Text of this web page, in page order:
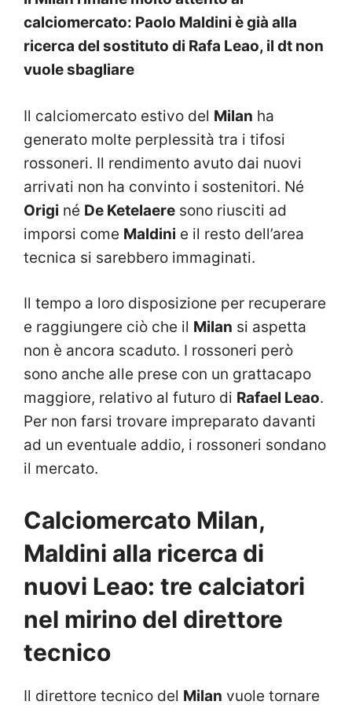
calciomercato: Paolo Maldini è già alla
ricerca del sostituto di Rafa Leao, il dt non
vuole sbagliare
Il calciomercato estivo del Milan ha
generato molte perplessità tra i tifosi
rossoneri. Il rendimento avuto dai nuovi
arrivati non ha convinto i sostenitori. Né
Origi né De Ketelaere sono riusciti ad
imporsi come Maldini e il resto dell’area
tecnica si sarebbero immaginati.
Il tempo a loro disposizione per recuperare
e raggiungere ciò che il Milan si aspetta
non è ancora scaduto. I rossoneri però
sono anche alle prese con un grattacapo
maggiore, relativo al futuro di Rafael Leao.
Per non farsi trovare impreparato davanti
ad un eventuale addio, i rossoneri sondano
il mercato.
Calciomercato Milan,
Maldini alla ricerca di
nuovi Leao: tre calciatori
nel mirino del direttore
tecnico
Il direttore tecnico del Milan vuole tornare